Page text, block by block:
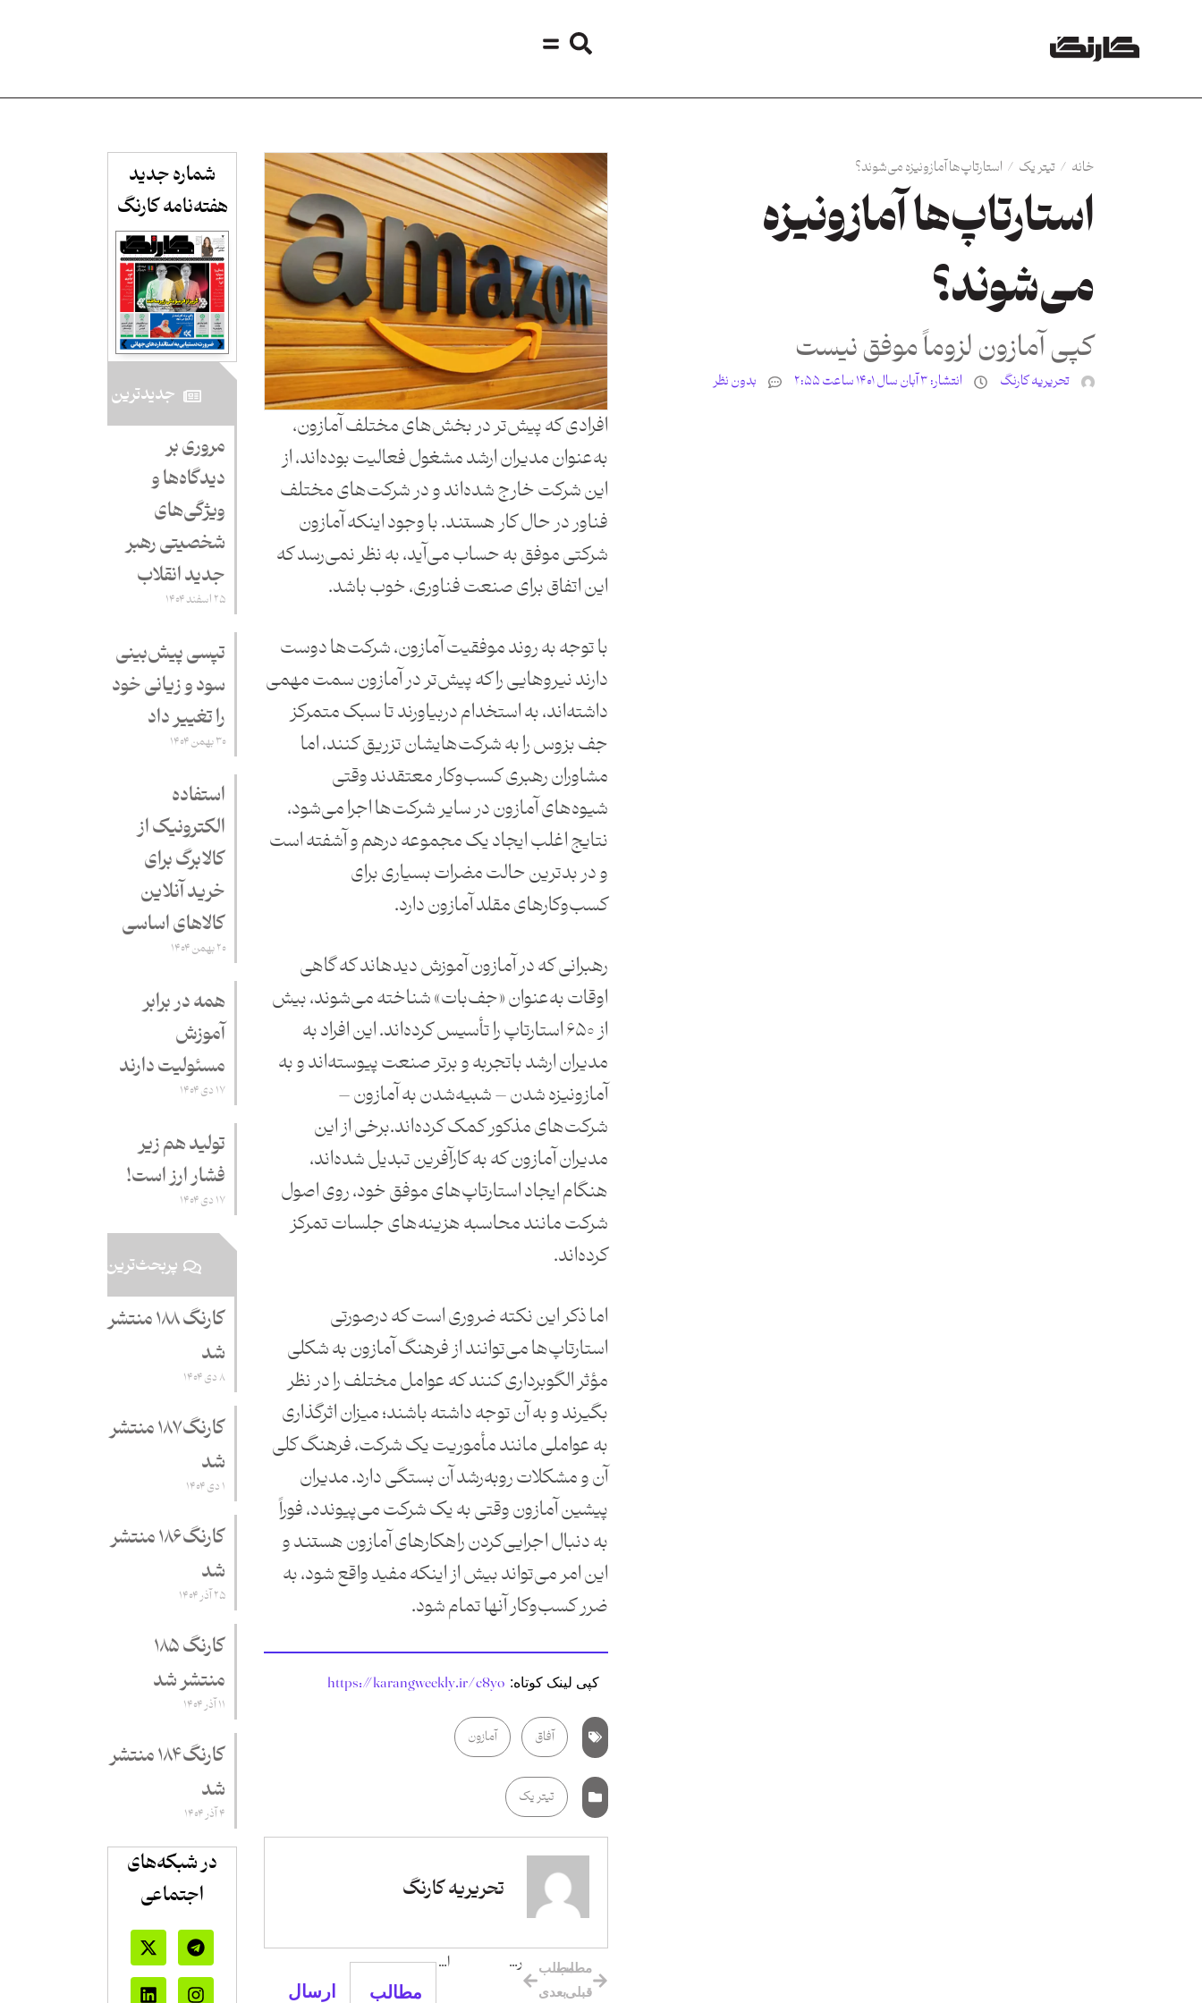
خانه / تیتر یک / استارتاپ‌ها آمازونیزه می‌شوند؟
استارتاپ‌ها آمازونیزه
می‌شوند؟
کپی آمازون لزوماً موفق نیست
تحریریه کارنگ انتشار:۳ آبان سال ۱۴۰۱ ساعت ۲:۵۵ بدون نظر
افرادی که پیش‌تر در بخش‌های مختلف آمازون،
به‌عنوان مدیران ارشد مشغول فعالیت بوده‌اند، از
این شرکت خارج شده‌اند و در شرکت‌های مختلف
فناور در حال کار هستند. با وجود اینکه آمازون
شرکتی موفق به حساب می‌آید، به نظر نمی‌رسد که
این اتفاق برای صنعت فناوری، خوب باشد.
با توجه به روند موفقیت آمازون، شرکت‌ها دوست
دارند نیروهایی را که پیش‌تر در آمازون سمت مهمی
داشته‌اند، به استخدام دربیاورند تا سبک متمرکز
جف بزوس را به شرکت‌هایشان تزریق کنند، اما
مشاوران رهبری کسب‌و‌کار معتقدند وقتی
شیوه‌های آمازون در سایر شرکت‌ها اجرا می‌شود،
نتایج اغلب ایجاد یک مجموعه درهم و آشفته است
و در بدترین حالت مضرات بسیاری برای
کسب‌و‌کارهای مقلد آمازون دارد.
رهبرانی که در آمازون آموزش دیدهاند که گاهی
اوقات به‌عنوان «جف‌بات» شناخته می‌شوند، بیش
از ۶۵۰ استارتاپ را تأسیس کرده‌اند. این افراد به
مدیران ارشد باتجربه و برتر صنعت پیوسته‌اند و به
آمازونیزه شدن – شبیه‌شدن به آمازون –
شرکت‌های مذکور کمک کرده‌اند.برخی از این
مدیران آمازون که به کارآفرین تبدیل شده‌اند،
هنگام ایجاد استارتاپ‌های موفق خود، روی اصول
شرکت مانند محاسبه هزینه‌های جلسات تمرکز
کرده‌اند.
اما ذکر این نکته ضروری است که درصورتی
استارتاپ‌ها می‌توانند از فرهنگ آمازون به شکلی
مؤثر الگوبرداری کنند که عوامل مختلف را در نظر
بگیرند و به آن توجه داشته باشند؛ میزان اثرگذاری
به عواملی مانند مأموریت یک شرکت، فرهنگ کلی
آن و مشکلات رو‌به‌رشد آن بستگی دارد. مدیران
پیشین آمازون وقتی به یک شرکت می‌پیوندد، فوراً
به دنبال اجرایی‌کردن راهکارهای آمازون هستند و
این امر می‌تواند بیش از اینکه مفید واقع شود، به
ضرر کسب‌و‌کار آنها تمام شود.
کپی لینک کوتاه: https://karangweekly.ir/c8yo
آفاق آمازون
تیتر یک
تحریریه کارنگ
مطلب
قبلی
مطلب
بعدی
روزهای دشوار خرده‌فروشی انکار آمار… یا چه کسی آدرس غلط می‌دهد؟
مطالب
ارسال
شماره جدید
هفته‌نامه کارنگ​
جدید‌ترین
مروری بر
دیدگاه‌ها و
ویژگی‌های
شخصیتی رهبر
جدید انقلاب
۲۵ اسفند ۱۴۰۴
تپسی پیش‌بینی
سود و زیانی خود
را تغییر داد
۳۰ بهمن ۱۴۰۴
استفاده
الکترونیک از
کالابرگ برای
خرید آنلاین
کالاهای اساسی
۲۰ بهمن ۱۴۰۴
همه در برابر
آموزش
مسئولیت دارند
۱۷ دی ۱۴۰۴
تولید هم زیر
فشار ارز است!
۱۷ دی ۱۴۰۴
پربحث‌ترین
کارنگ ۱۸۸ منتشر
شد
۸ دی ۱۴۰۴
کارنگ ۱۸۷ منتشر
شد
۱ دی ۱۴۰۴
کارنگ ۱۸۶ منتشر
شد
۲۵ آذر ۱۴۰۴
کارنگ ۱۸۵
منتشر شد
۱۱ آذر ۱۴۰۴
کارنگ ۱۸۴ منتشر
شد
۴ آذر ۱۴۰۴
در شبکه‌های
اجتماعی